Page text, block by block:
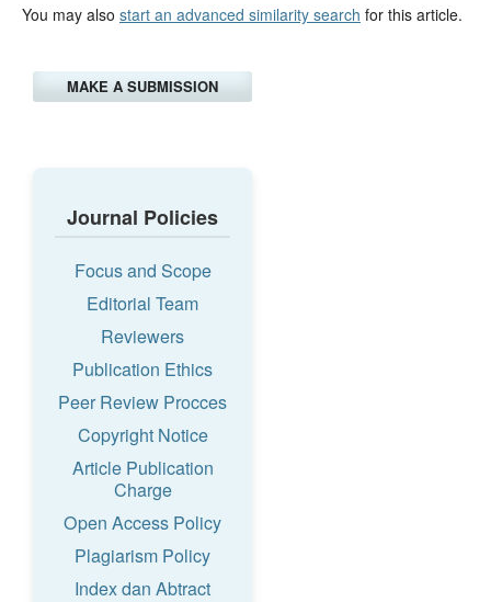
You may also start an advanced similarity search for this article.
MAKE A SUBMISSION
Journal Policies
Focus and Scope
Editorial Team
Reviewers
Publication Ethics
Peer Review Procces
Copyright Notice
Article Publication
Charge
Open Access Policy
Plagiarism Policy
Index dan Abtract